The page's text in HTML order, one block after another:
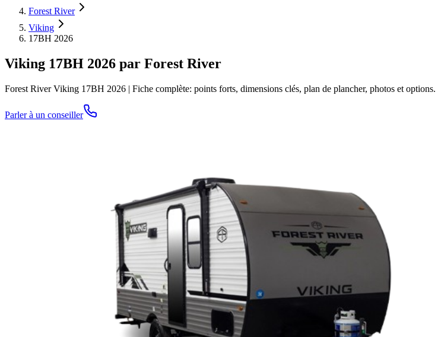
Forest River
Viking
17BH 2026
Viking 17BH 2026 par Forest River
Forest River Viking 17BH 2026 | Fiche complète: points forts, dimensions clés, plan de plancher, photos et options.
Parler à un conseiller